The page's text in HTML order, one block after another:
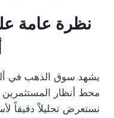
نظرة عامة
يشهد سوق الذهب في
محط أنظار المستثمرين
نستعرض تحليلاً دقيقاً